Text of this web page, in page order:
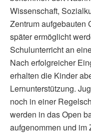
Wissenschaft,
Zentrum aufgebauten
später ermöglicht
Schulunterricht an
Nach erfolgreicher
erhalten die Kinder
Lernunterstützung.
noch in einer
werden in das Open
aufgenommen und im